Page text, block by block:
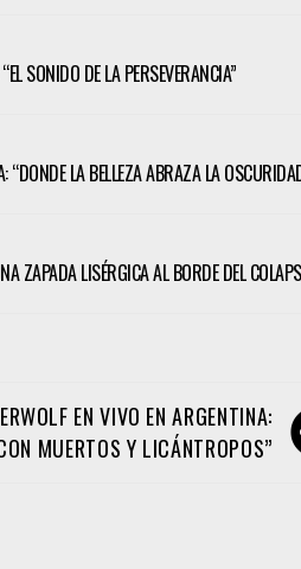
SONIDO DE LA PERSEVERANCIA”
“DONDE LA BELLEZA ABRAZA LA
ZAPADA LISÉRGICA AL BORDE DEL
EN VIVO EN ARGENTINA:
MUERTOS Y LICÁNTROPOS”